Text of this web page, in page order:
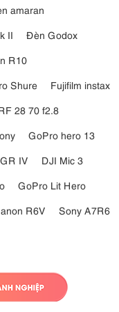
một lớp chống nước và
độ và vòng lấy nét
nắng hình cánh hoa
và bảo vệ thêm cho
amaran
II
Đèn Godox
R10
Shure
Fujifilm instax
28 70 f2.8
GoPro hero 13
IV
DJI Mic 3
GoPro Lit Hero
R6V
Sony A7R6